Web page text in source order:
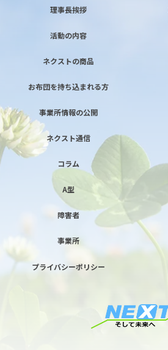
理事長挨拶
活動の内容
ネクストの商品
お布団を持ち込まれる方
事業所情報の公開
ネクスト通信
コラム
A型
障害者
事業所
プライバシーポリシー